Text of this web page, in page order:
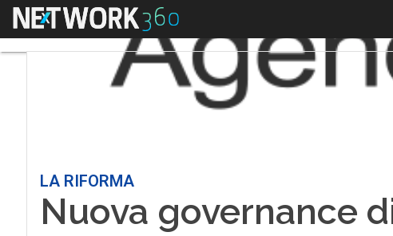
Menu
LA RIFORMA
Nuova governance